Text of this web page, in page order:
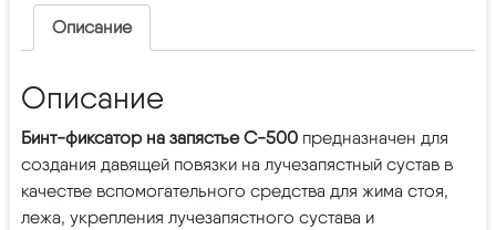
Описание
Описание
Бинт-фиксатор на запястье С-500 предназначен для
создания давящей повязки на лучезапястный сустав в
качестве вспомогательного средства для жима стоя,
лежа, укрепления лучезапястного сустава и